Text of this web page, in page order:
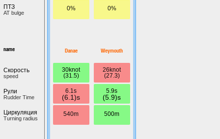
ПТЗ
AT bulge
name
Скорость
speed
Рули
Rudder Time
Циркуляция
Turning radius
0%
Danae
30knot
(31.5)
6.1s
(6.1)s
540m
0%
Weymouth
26knot
(27.3)
5.9s
(5.9)s
500m